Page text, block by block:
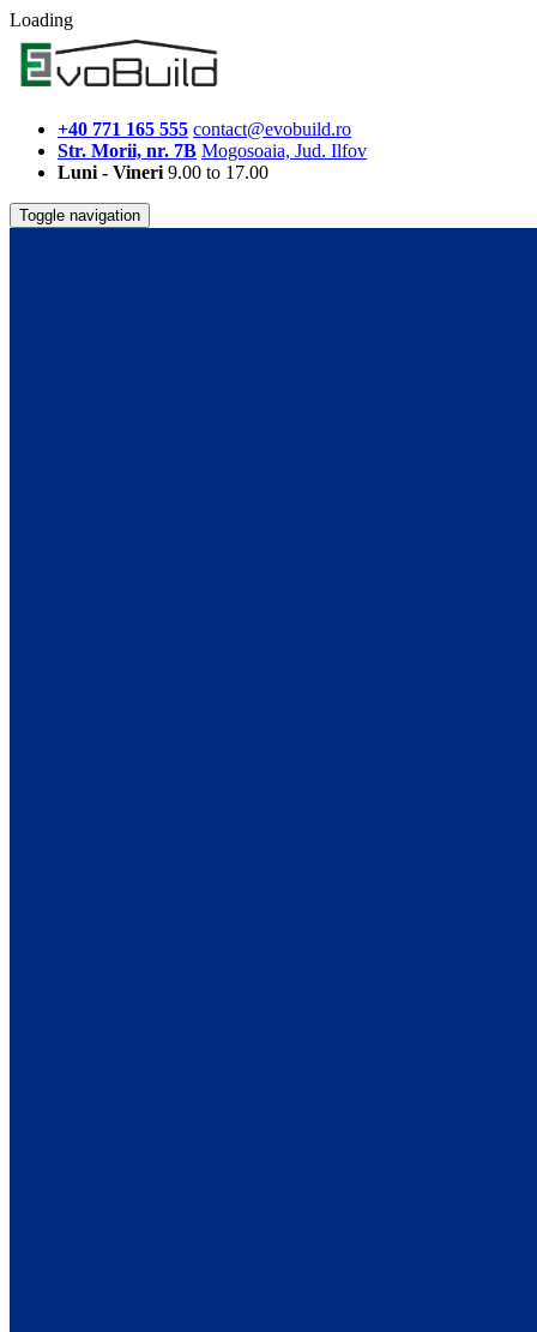
Loading
+40 771 165 555 contact@evobuild.ro
Str. Morii, nr. 7B Mogosoaia, Jud. Ilfov
Luni - Vineri 9.00 to 17.00
Toggle navigation